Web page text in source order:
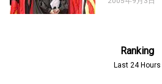
Ranking
Last 24 Hours